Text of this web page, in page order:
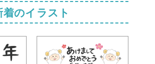
着のイラスト